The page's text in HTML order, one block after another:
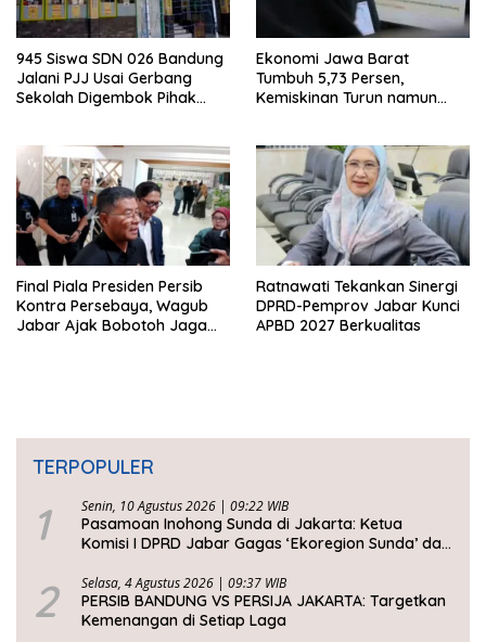
945 Siswa SDN 026 Bandung
Jalani PJJ Usai Gerbang
Sekolah Digembok Pihak
Ekonomi Jawa Barat
Tumbuh 5,73 Persen,
Kemiskinan Turun namun
Final Piala Presiden Persib
Kontra Persebaya, Wagub
Jabar Ajak Bobotoh Jaga
Ratnawati Tekankan Sinergi
DPRD-Pemprov Jabar Kunci
APBD 2027 Berkualitas
TERPOPULER
1 Senin, 10 Agustus 2026 | 09:22 WIB
Pasamoan Inohong Sunda di Jakarta: Ketua
Komisi I DPRD Jabar Gagas ‘Ekoregion Sunda’ dan
2 Selasa, 4 Agustus 2026 | 09:37 WIB
PERSIB BANDUNG VS PERSIJA JAKARTA: Targetkan
Kemenangan di Setiap Laga